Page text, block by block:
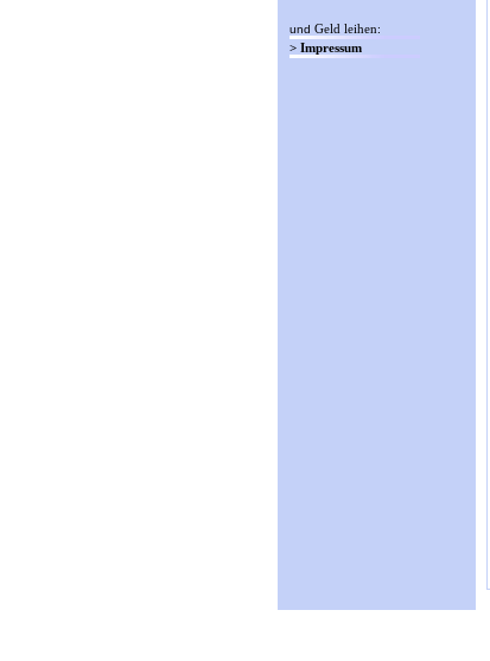
und Geld leihen:
> Impressum